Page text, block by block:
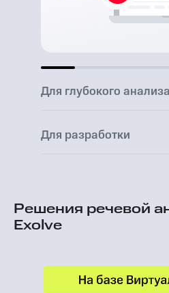
Для глубокого анализа
Для разработки
Решения речевой
Exolve